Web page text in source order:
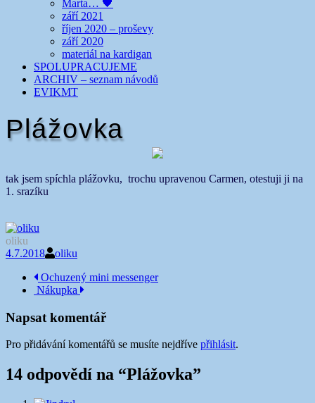
Marta… 🖤
září 2021
říjen 2020 – proševy
září 2020
materiál na kardigan
SPOLUPRACUJEME
ARCHIV – seznam návodů
EVIKMT
Plážovka
tak jsem spíchla plážovku, trochu upravenou Carmen, otestuji ji na
1. srazíku
oliku
4.7.2018
oliku
Navigace
příspěvku
Ochuzený mini messenger
Nákupka
Napsat komentář
Pro přidávání komentářů se musíte nejdříve přihlásit.
14 odpovědí na “Plážovka”